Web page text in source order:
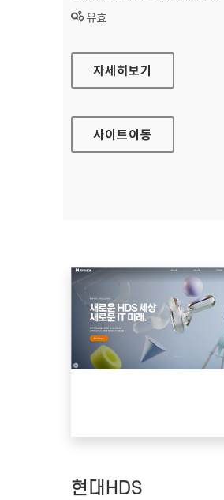
상태 :
유효
식품안전나라
자세히보기
사이트이동
현대HDS